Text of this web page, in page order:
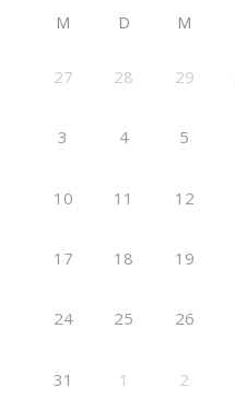
M D M
27 28 29
3 4 5
10 11 12
17 18 19
24 25 26
31 1 2